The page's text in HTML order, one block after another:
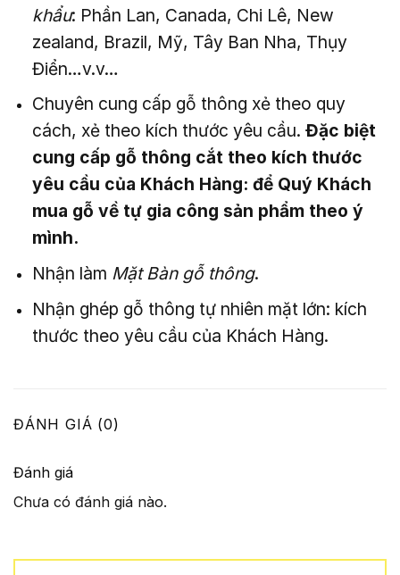
khẩu: Phần Lan, Canada, Chi Lê, New
zealand, Brazil, Mỹ, Tây Ban Nha, Thụy
Điển…v.v…
Chuyên cung cấp gỗ thông xẻ theo quy
cách, xẻ theo kích thước yêu cầu. Đặc biệt
cung cấp gỗ thông cắt theo kích thước
yêu cầu của Khách Hàng: để Quý Khách
mua gỗ về tự gia công sản phẩm theo ý
mình.
Nhận làm Mặt Bàn gỗ thông.
Nhận ghép gỗ thông tự nhiên mặt lớn: kích
thước theo yêu cầu của Khách Hàng.
ĐÁNH GIÁ (0)
Đánh giá
Chưa có đánh giá nào.